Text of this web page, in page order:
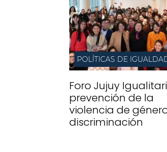
POLÍTICAS DE
Foro Jujuy
prevención de la
violencia de
discriminación